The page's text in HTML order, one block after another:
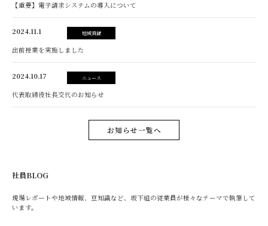
【重要】電子請求システムの導入について
2024.11.1 地域貢献
出前授業を実施しました
2024.10.17 ニュース
代表取締役社長交代のお知らせ
お知らせ一覧へ
社員BLOG
現場レポートや地域情報、豆知識など、坂下組の従業員が様々なテーマで執筆して
います。